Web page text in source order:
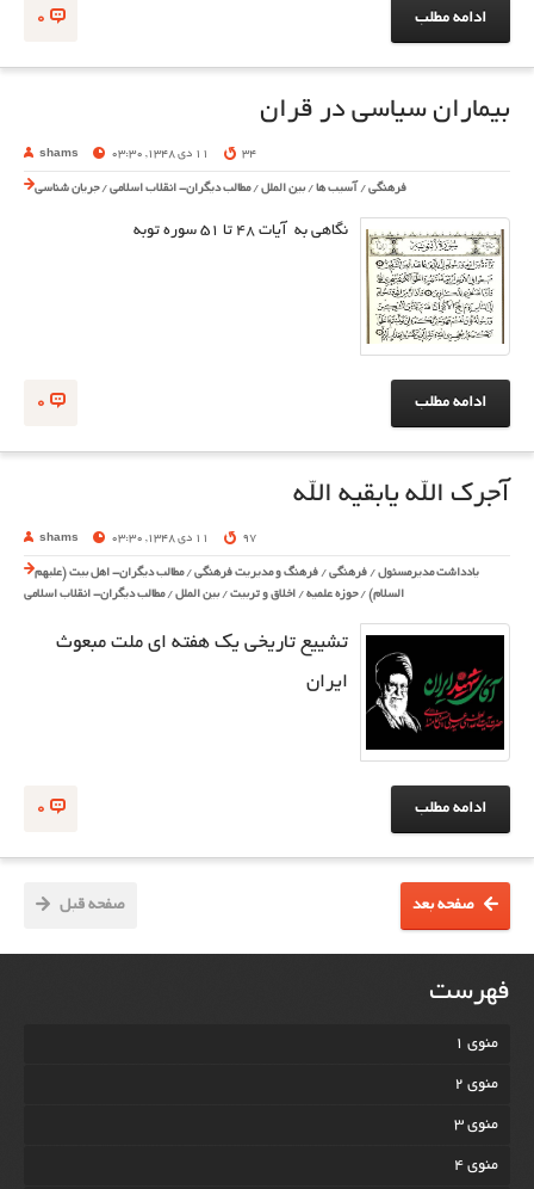
0 ادامه مطلب
بیماران سیاسی در قران
shams 11 دی 1348, 03:30 34
فرهنگی / آسیب ها /بین الملل /مطالب دیگران- انقلاب اسلامی /جریان شناسی
نگاهی به آیات ۴۸ تا 51 سوره توبه
0 ادامه مطلب
آجرک الله یابقیه الله
shams 11 دی 1348, 03:30 97
یادداشت مدیرمسئول / فرهنگی / فرهنگ و مدیریت فرهنگی /مطالب دیگران- اهل بیت (علیهم
السلام) /حوزه علمیه / اخلاق و تربیت /بین الملل /مطالب دیگران- انقلاب اسلامی
تشییع تاریخی یک هفته ای ملت مبعوث
ایران
0 ادامه مطلب
صفحه قبل صفحه بعد
فهرست
منوی 1
منوی 2
منوی 3
منوی 4